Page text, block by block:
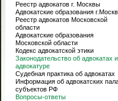
Реестр адвокатов г. Москвы
Адвокатские образования
Реестр адвокатов Московской
области
Адвокатские образования
Московской области
Кодекс адвокатской этики
Законодательство об адвокатах и
адвокатуре
Судебная практика об адвокатах
Информация об адвокатских
субъектов РФ
Вопросы-ответы